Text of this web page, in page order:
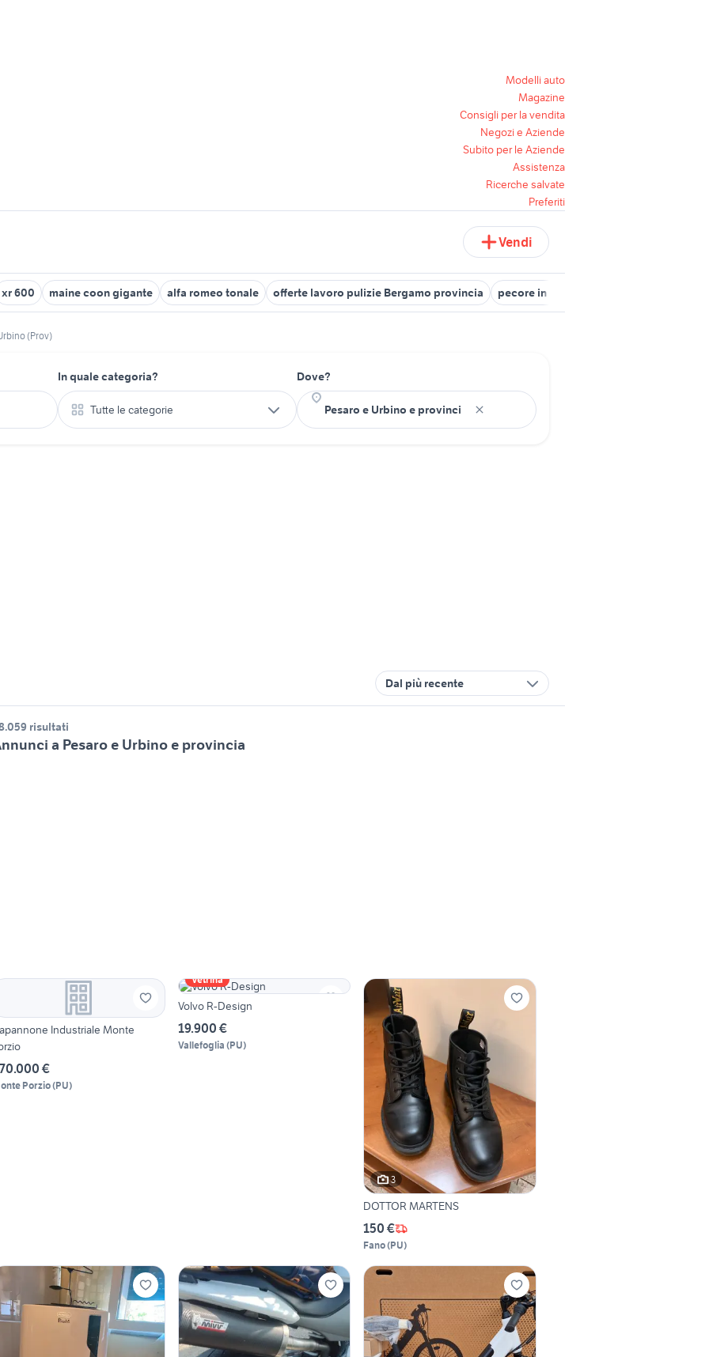
Modelli auto
Magazine
Consigli per la vendita
Negozi e Aziende
Subito per le Aziende
Assistenza
Ricerche salvate
Preferiti
Vendi
xr 600 maine coon gigante alfa romeo tonale offerte lavoro pulizie Bergamo provincia pecore in vendita sardegna
(Prov)
In quale categoria?
Tutte le categorie
Dove?
Dal più recente
risultati
a Pesaro e Urbino e provincia
Industriale Monte
€
Porzio(PU)
Vetrina
Volvo R-Design
19.900 €
Vallefoglia (PU)
3
DOTTOR MARTENS
150 €
Fano(PU)